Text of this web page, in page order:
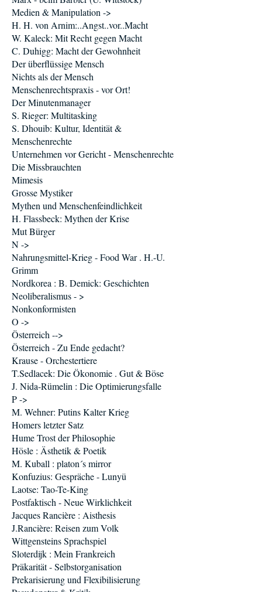
Medien & Manipulation ->
H. H. von Arnim:..Angst..vor..Macht
W. Kaleck: Mit Recht gegen Macht
C. Duhigg: Macht der Gewohnheit
Der überflüssige Mensch
Nichts als der Mensch
Menschenrechtspraxis - vor Ort!
Der Minutenmanager
S. Rieger: Multitasking
S. Dhouib: Kultur, Identität &
Menschenrechte
Unternehmen vor Gericht - Menschenrechte
Die Missbrauchten
Mimesis
Grosse Mystiker
Mythen und Menschenfeindlichkeit
H. Flassbeck: Mythen der Krise
Mut Bürger
N ->
Nahrungsmittel-Krieg - Food War . H.-U.
Grimm
Nordkorea : B. Demick: Geschichten
Neoliberalismus - >
Nonkonformisten
O ->
Österreich -->
Österreich - Zu Ende gedacht?
Krause - Orchestertiere
T.Sedlacek: Die Ökonomie . Gut & Böse
J. Nida-Rümelin : Die Optimierungsfalle
P ->
M. Wehner: Putins Kalter Krieg
Homers letzter Satz
Hume Trost der Philosophie
Hösle : Ästhetik & Poetik
M. Kuball : platon´s mirror
Konfuzius: Gespräche - Lunyü
Laotse: Tao-Te-King
Postfaktisch - Neue Wirklichkeit
Jacques Rancière : Aisthesis
J.Rancière: Reisen zum Volk
Wittgensteins Sprachspiel
Sloterdijk : Mein Frankreich
Präkarität - Selbstorganisation
Prekarisierung und Flexibilisierung